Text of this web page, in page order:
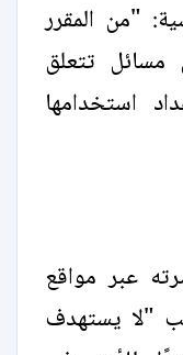
"من المقرر
مسائل تتعلق
استخدامها
عبر مواقع
"لا يستهدف